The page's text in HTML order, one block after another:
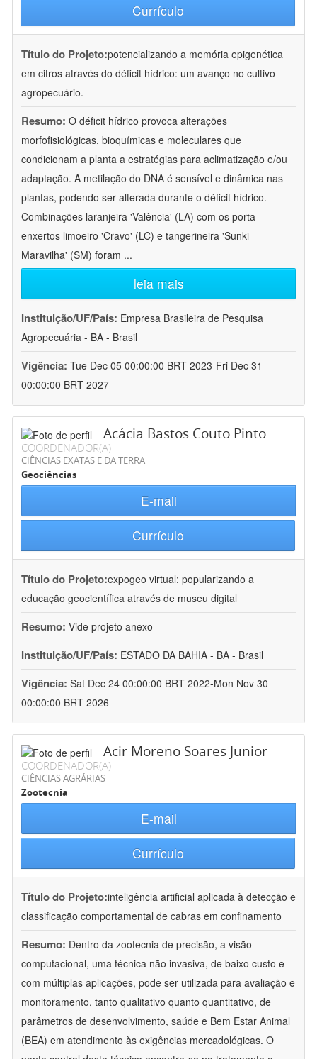
Currículo
Título do Projeto:potencializando a memória epigenética
em citros através do déficit hídrico: um avanço no cultivo
agropecuário.
Resumo: O déficit hídrico provoca alterações
morfofisiológicas, bioquímicas e moleculares que
condicionam a planta a estratégias para aclimatização e/ou
adaptação. A metilação do DNA é sensível e dinâmica nas
plantas, podendo ser alterada durante o déficit hídrico.
Combinações laranjeira 'Valência' (LA) com os porta-
enxertos limoeiro 'Cravo' (LC) e tangerineira 'Sunki
Maravilha' (SM) foram ...
leia mais
Instituição/UF/País: Empresa Brasileira de Pesquisa
Agropecuária - BA - Brasil
Vigência: Tue Dec 05 00:00:00 BRT 2023-Fri Dec 31
00:00:00 BRT 2027
Acácia Bastos Couto Pinto
COORDENADOR(A)
CIÊNCIAS EXATAS E DA TERRA
Geociências
E-mail
Currículo
Título do Projeto:expogeo virtual: popularizando a
educação geocientífica através de museu digital
Resumo: Vide projeto anexo
Instituição/UF/País: ESTADO DA BAHIA - BA - Brasil
Vigência: Sat Dec 24 00:00:00 BRT 2022-Mon Nov 30
00:00:00 BRT 2026
Acir Moreno Soares Junior
COORDENADOR(A)
CIÊNCIAS AGRÁRIAS
Zootecnia
E-mail
Currículo
Título do Projeto:inteligência artificial aplicada à detecção e
classificação comportamental de cabras em confinamento
Resumo: Dentro da zootecnia de precisão, a visão
computacional, uma técnica não invasiva, de baixo custo e
com múltiplas aplicações, pode ser utilizada para avaliação e
monitoramento, tanto qualitativo quanto quantitativo, de
parâmetros de desenvolvimento, saúde e Bem Estar Animal
(BEA) em atendimento às exigências mercadológicas. O